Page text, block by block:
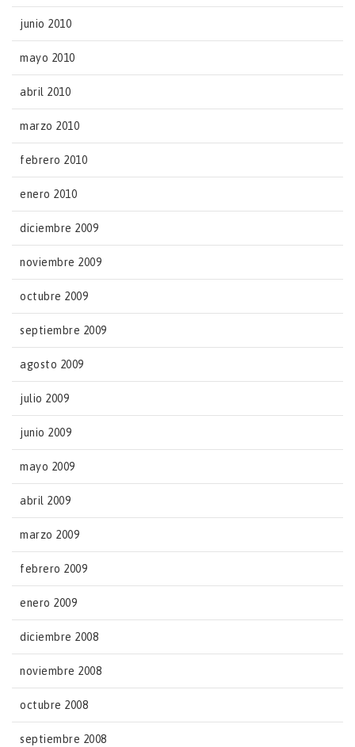
junio 2010
mayo 2010
abril 2010
marzo 2010
febrero 2010
enero 2010
diciembre 2009
noviembre 2009
octubre 2009
septiembre 2009
agosto 2009
julio 2009
junio 2009
mayo 2009
abril 2009
marzo 2009
febrero 2009
enero 2009
diciembre 2008
noviembre 2008
octubre 2008
septiembre 2008